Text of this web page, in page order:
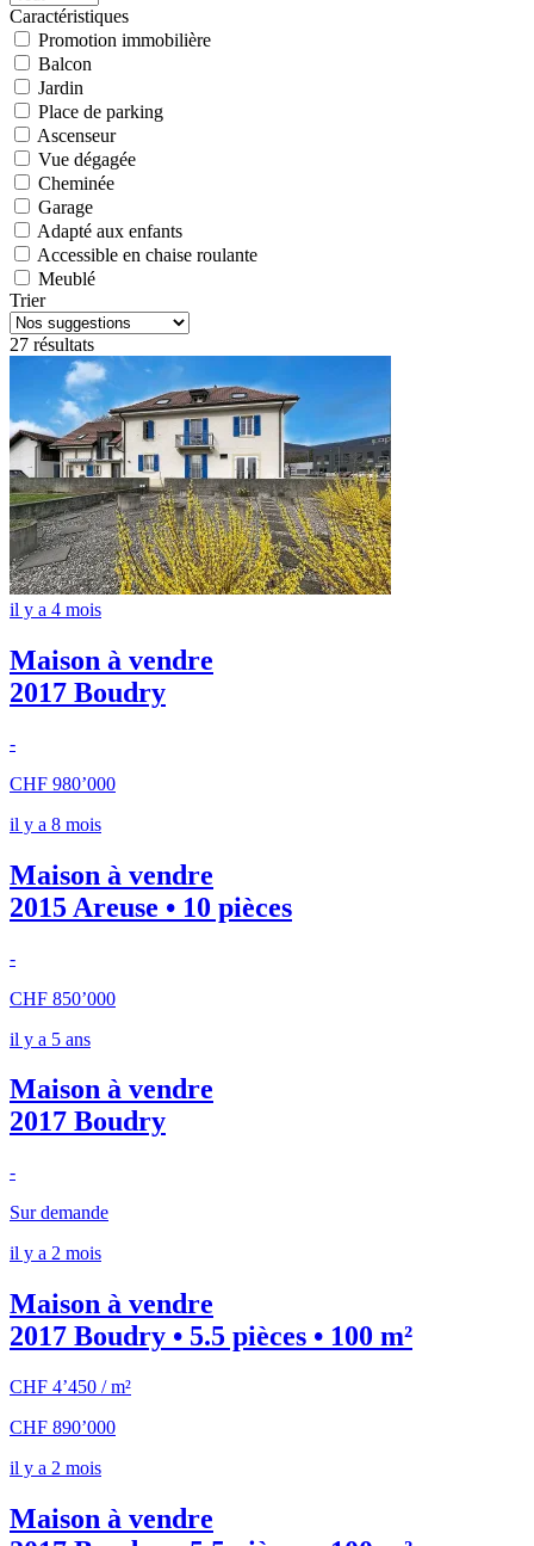
Caractéristiques
Promotion immobilière
Balcon
Jardin
Place de parking
Ascenseur
Vue dégagée
Cheminée
Garage
Adapté aux enfants
Accessible en chaise roulante
Meublé
Trier
27 résultats
il y a 4 mois
Maison à vendre
2017 Boudry
-
CHF 980’000
il y a 8 mois
Maison à vendre
2015 Areuse • 10 pièces
-
CHF 850’000
il y a 5 ans
Maison à vendre
2017 Boudry
-
Sur demande
il y a 2 mois
Maison à vendre
2017 Boudry • 5.5 pièces • 100 m²
CHF 4’450 / m²
CHF 890’000
il y a 2 mois
Maison à vendre